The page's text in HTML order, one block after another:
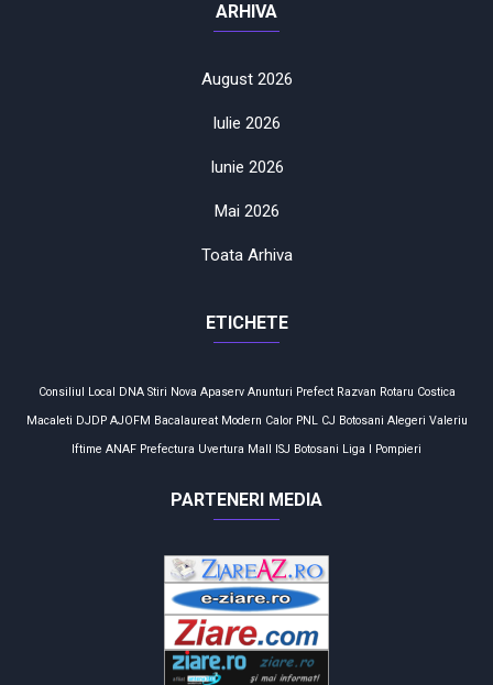
ARHIVA
August 2026
Iulie 2026
Iunie 2026
Mai 2026
Toata Arhiva
ETICHETE
Consiliul Local DNA Stiri Nova Apaserv Anunturi Prefect Razvan Rotaru Costica
Macaleti DJDP AJOFM Bacalaureat Modern Calor PNL CJ Botosani Alegeri Valeriu
Iftime ANAF Prefectura Uvertura Mall ISJ Botosani Liga I Pompieri
PARTENERI MEDIA